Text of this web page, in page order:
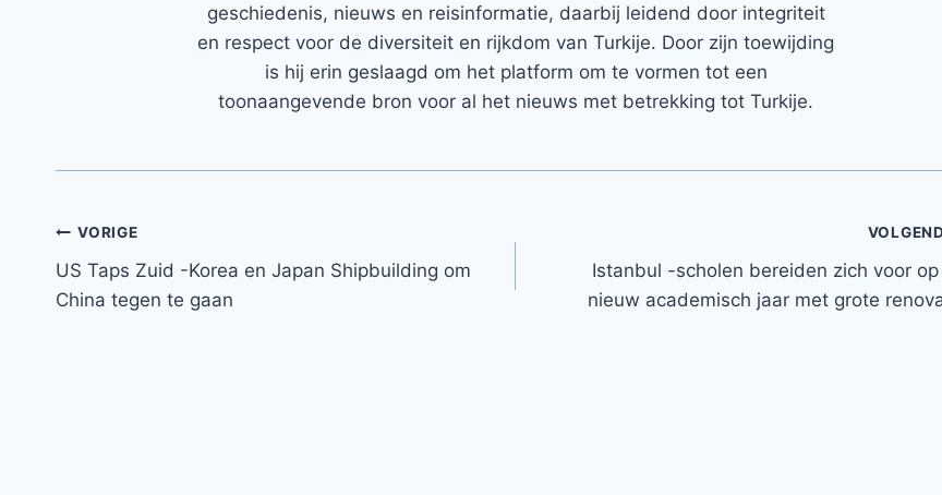
geschiedenis, nieuws en reisinformatie, daarbij leidend door integriteit
en respect voor de diversiteit en rijkdom van Turkije. Door zijn toewijding
is hij erin geslaagd om het platform om te vormen tot een
toonaangevende bron voor al het nieuws met betrekking tot Turkije.
Bericht
navigatie
VORIGE
US Taps Zuid -Korea en Japan Shipbuilding om
China tegen te gaan
Istanbul -scholen bereiden zich voor op
nieuw academisch jaar met grote